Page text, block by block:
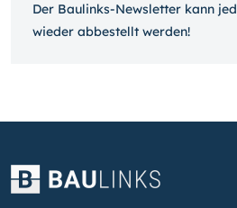
Der Baulinks-Newsletter kann
wieder ab­bestellt werden!